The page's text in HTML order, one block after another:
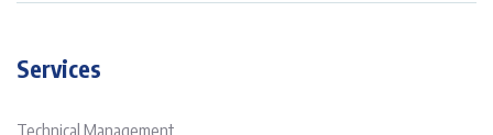
Services
Technical Management